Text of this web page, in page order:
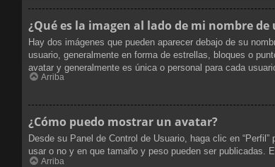
¿Qué es la imagen al lado de mi nombre de
Hay dos imágenes que pueden aparecer debajo de su
usuario, generalmente en forma de estrellas, bloques o
avatar y generalmente es única o personal para cada
Arriba
¿Cómo puedo mostrar un avatar?
Desde su Panel de Control de Usuario, haga clic en
usar o no y en que tamaño y peso pueden ser publicadas.
Arriba